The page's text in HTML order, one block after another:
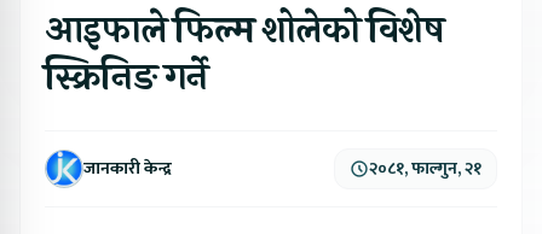
आइफाले फिल्म शोलेको विशेष
स्क्रिनिङ गर्ने
जानकारी केन्द्र २०८१, फाल्गुन, २१